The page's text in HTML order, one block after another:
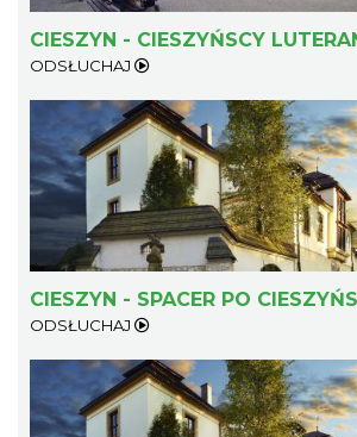
CIESZYN - CIESZYŃSCY
ODSŁUCHAJ
CIESZYN - SPACER PO
ODSŁUCHAJ